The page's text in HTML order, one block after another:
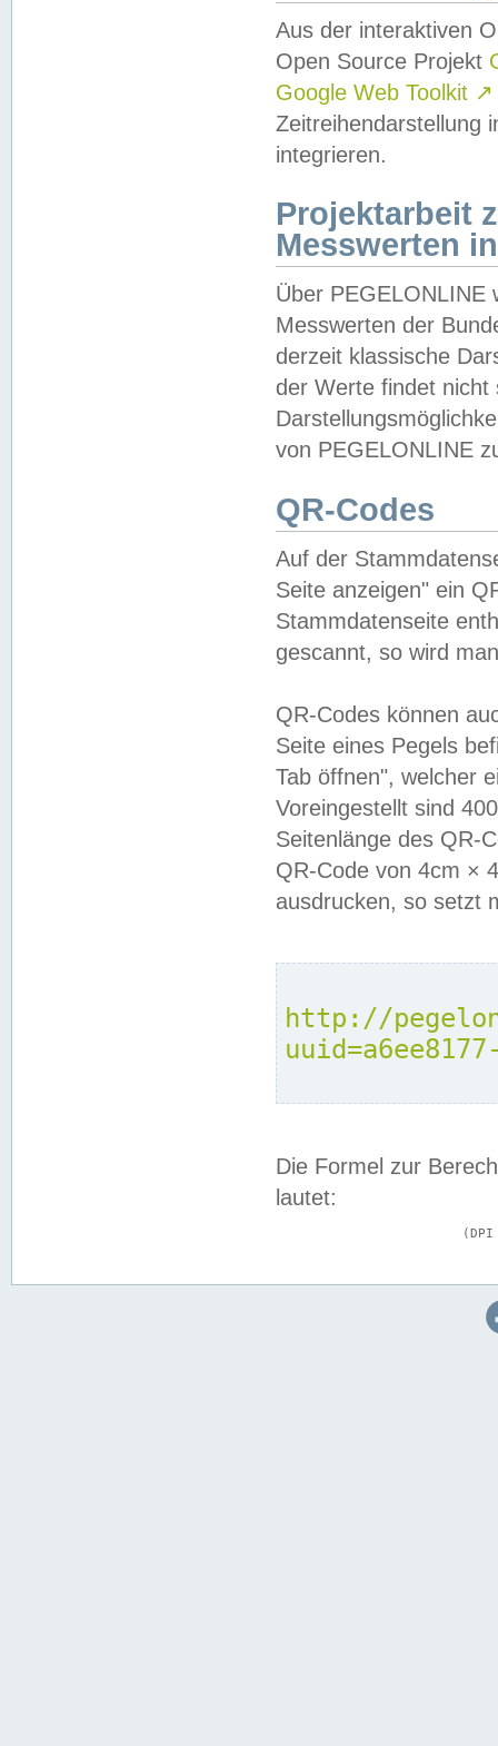
Aus der interaktiven
Open Source Projekt
Google Web Toolkit ↗
Zeitreihendarstellung
integrieren.
Projektarbeit
Messwerten
Über PEGELONLINE
Messwerten der
derzeit klassische
der Werte findet
von PEGELONLINE
QR-Codes
Auf der
Seite anzeigen" ein
Stammdatenseite
gescannt, so wird
QR-Codes können
Seite eines Pegels
Tab öffnen", welcher
Voreingestellt sind
Seitenlänge des QR-
QR-Code von 4cm ×
ausdrucken, so setzt
http://
Die Formel zur
lautet: